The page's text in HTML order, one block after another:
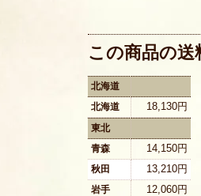
この商品の
北海道
北海道
18,130円
東北
青森
14,150円
秋田 13,210円
岩手 12,060円